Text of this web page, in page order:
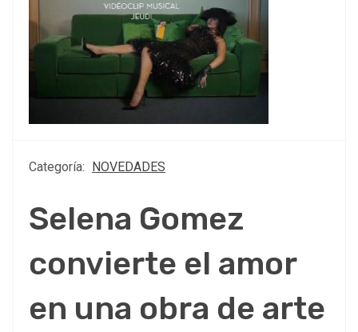
Categoría: NOVEDADES
Selena Gomez
convierte el amor
en una obra de arte